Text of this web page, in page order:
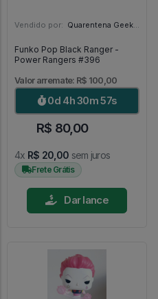
Vendido por: Quarentena Geek Store - SP
Funko Pop Black Ranger -
Power Rangers #396
Valor arremate: R$ 100,00
0d 4h 30m 55s
R$ 80,00
4x R$ 20,00 sem juros
Frete Grátis
Dar lance